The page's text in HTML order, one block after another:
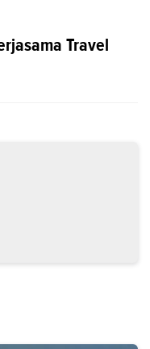
Travel